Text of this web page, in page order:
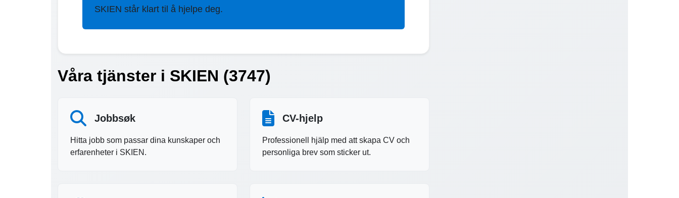
SKIEN står klart til å hjelpe deg.
Våra tjänster i SKIEN (3747)
Jobbsøk
Hitta jobb som passar dina kunskaper och
erfarenheter i SKIEN.
CV-hjelp
Professionell hjälp med att skapa CV och
personliga brev som sticker ut.